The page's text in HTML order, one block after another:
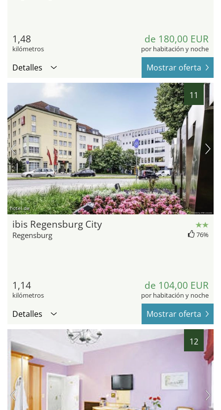
1,48
kilómetros
de 180,00 EUR
por habitación y noche
Detalles Mostrar oferta
11
hotel.de
ibis Regensburg City
Regensburg 76%
1,14
kilómetros
de 104,00 EUR
por habitación y noche
Detalles Mostrar oferta
12